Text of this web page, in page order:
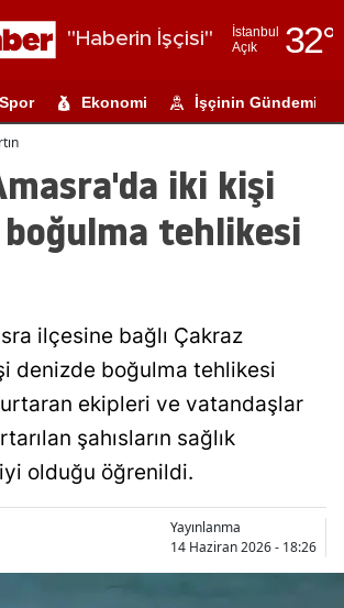
"Haberin İşçisi"
İstanbul
Açık
32°
Adıyaman
Ağrı
Amasya
Artvin
Spor Ekonomi İşçinin Gündemi
iki kişi
tehlikesi
ilçesine bağlı Çakraz
denizde boğulma tehlikesi
ekipleri ve vatandaşlar
şahısların sağlık
iyi olduğu öğrenildi.
Yayınlanma
14 Haziran 2026 - 18:26